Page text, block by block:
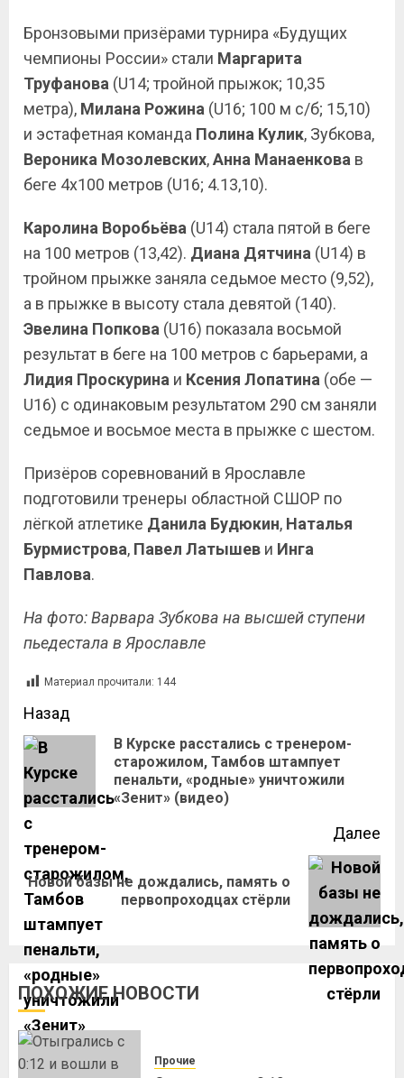
Бронзовыми призёрами турнира «Будущих
чемпионы России» стали Маргарита
Труфанова (U14; тройной прыжок; 10,35
метра), Милана Рожина (U16; 100 м с/б; 15,10)
и эстафетная команда Полина Кулик, Зубкова,
Вероника Мозолевских,Анна Манаенкова в
беге 4х100 метров (U16; 4.13,10).
Каролина Воробьёва (U14) стала пятой в беге
на 100 метров (13,42). Диана Дятчина (U14) в
тройном прыжке заняла седьмое место (9,52),
а в прыжке в высоту стала девятой (140).
Эвелина Попкова (U16) показала восьмой
результат в беге на 100 метров с барьерами, а
Лидия Проскурина и Ксения Лопатина (обе —
U16) с одинаковым результатом 290 см заняли
седьмое и восьмое места в прыжке с шестом.
Призёров соревнований в Ярославле
подготовили тренеры областной СШОР по
лёгкой атлетике Данила Будюкин, Наталья
Бурмистрова, Павел Латышев и Инга
Павлова.
На фото: Варвара Зубкова на высшей ступени
пьедестала в Ярославле
Материал прочитали: 144
Назад
В Курске расстались с тренером-
старожилом, Тамбов штампует
пенальти, «родные» уничтожили
«Зенит» (видео)
Далее
Новой базы не дождались, память о
первопроходцах стёрли
ПОХОЖИЕ НОВОСТИ
Прочие